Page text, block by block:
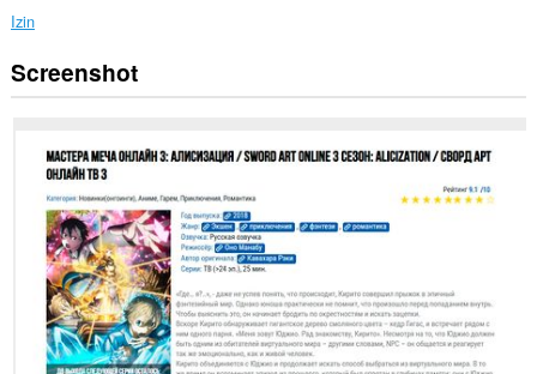
Izin
Ekstensi
ini
semua
website.
extension
create
notifications
Screenshot